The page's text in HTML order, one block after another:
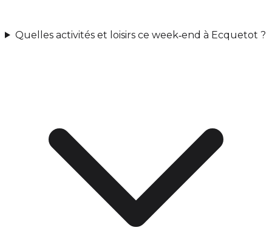
Quelles activités et loisirs ce week‑end à Ecquetot ?